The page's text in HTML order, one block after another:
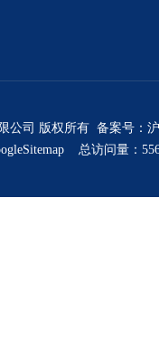
公司 版权所有 备案号：
总访问量：